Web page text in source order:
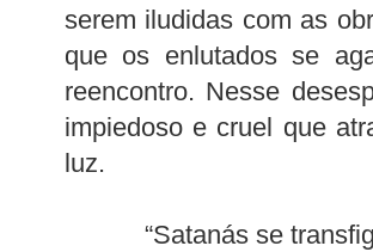
serem iludidas com as
que os enlutados se
reencontro. Nesse
impiedoso e cruel que
luz.
“Satanás se